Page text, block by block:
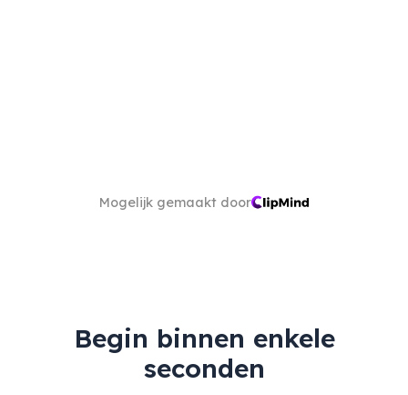
Mogelijk gemaakt door
Begin binnen enkele
seconden